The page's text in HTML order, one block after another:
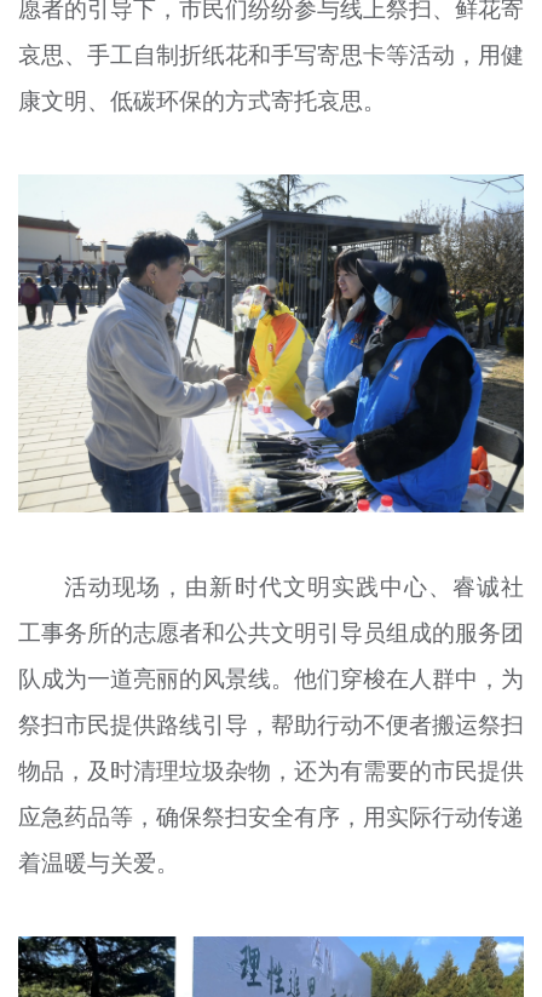
愿者的引导下，市民们纷纷参与线上祭扫、鲜花寄
哀思、手工自制折纸花和手写寄思卡等活动，用健
康文明、低碳环保的方式寄托哀思。
活动现场，由新时代文明实践中心、睿诚社
工事务所的志愿者和公共文明引导员组成的服务团
队成为一道亮丽的风景线。他们穿梭在人群中，为
祭扫市民提供路线引导，帮助行动不便者搬运祭扫
物品，及时清理垃圾杂物，还为有需要的市民提供
应急药品等，确保祭扫安全有序，用实际行动传递
着温暖与关爱。